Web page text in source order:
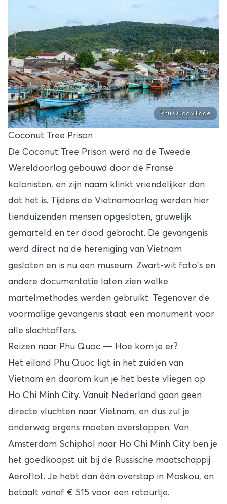
Phu Quoc village
Coconut Tree Prison
De Coconut Tree Prison werd na de Tweede
Wereldoorlog gebouwd door de Franse
kolonisten, en zijn naam klinkt vriendelijker dan
dat het is. Tijdens de Vietnamoorlog werden hier
tienduizenden mensen opgesloten, gruwelijk
gemarteld en ter dood gebracht. De gevangenis
werd direct na de hereniging van Vietnam
gesloten en is nu een museum. Zwart-wit foto's en
andere documentatie laten zien welke
martelmethodes werden gebruikt. Tegenover de
voormalige gevangenis staat een monument voor
alle slachtoffers.
Reizen naar Phu Quoc — Hoe kom je er?
Het eiland Phu Quoc ligt in het zuiden van
Vietnam en daarom kun je het beste vliegen op
Ho Chi Minh City. Vanuit Nederland gaan geen
directe vluchten naar Vietnam, en dus zul je
onderweg ergens moeten overstappen. Van
Amsterdam Schiphol naar Ho Chi Minh City ben je
het goedkoopst uit bij de Russische maatschappij
Aeroflot. Je hebt dan één overstap in Moskou, en
betaalt vanaf € 515 voor een retourtje.